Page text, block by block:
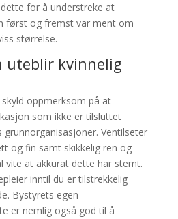
for å understreke at
først og fremst var ment om
størrelse.
uteblir kvinnelig
oppmerksom på at
som ikke er tilsluttet
grunnorganisasjoner. Ventilseter
og fin samt skikkelig ren og
vite at akkurat dette har stemt.
inntil du er tilstrekkelig
Bystyrets egen
er nemlig også god til å